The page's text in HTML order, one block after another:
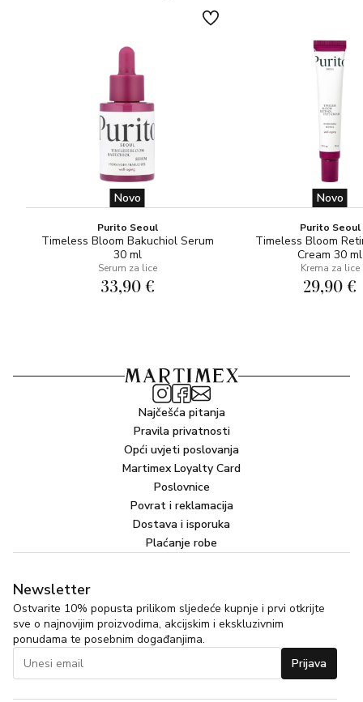
Novo
Purito Seoul
Timeless Bloom Bakuchiol Serum
30 ml
Serum za lice
33,90 €
Novo
Purito Seoul
Timeless Bloom
Cream 30 ml
Krema za lice
29,90 €
Najčešća pitanja
Pravila privatnosti
Opći uvjeti poslovanja
Martimex Loyalty Card
Poslovnice
Povrat i reklamacija
Dostava i isporuka
Plaćanje robe
Newsletter
Ostvarite 10% popusta prilikom sljedeće kupnje i prvi otkrijte
sve o najnovijim proizvodima, akcijskim i ekskluzivnim
ponudama te posebnim događanjima.
Prijava